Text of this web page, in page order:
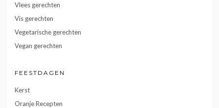
Vlees gerechten
Vis gerechten
Vegetarische gerechten
Vegan gerechten
FEESTDAGEN
Kerst
Oranje Recepten